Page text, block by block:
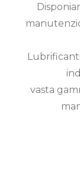
vasta